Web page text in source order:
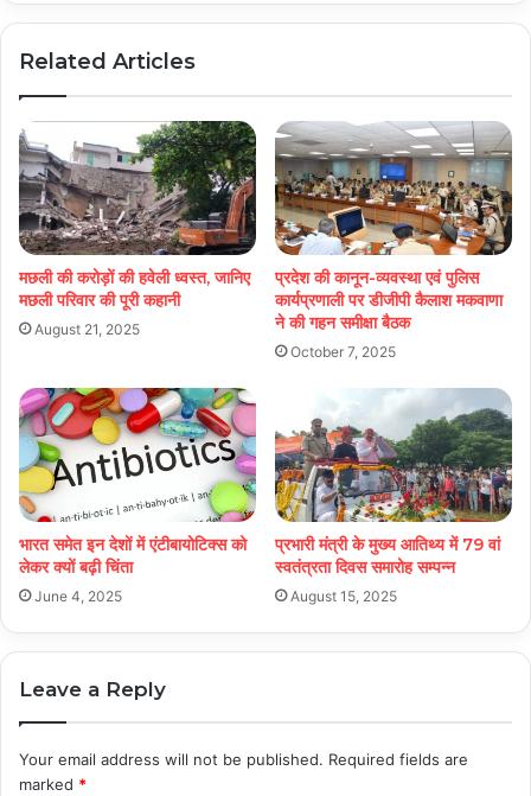
Related Articles
मछली की करोड़ों की हवेली ध्वस्त, जानिए
मछली परिवार की पूरी कहानी
August 21, 2025
प्रदेश की कानून-व्यवस्था एवं पुलिस
कार्यप्रणाली पर डीजीपी कैलाश मकवाणा
ने की गहन समीक्षा बैठक
October 7, 2025
भारत समेत इन देशों में एंटीबायोटिक्स को
लेकर क्यों बढ़ी चिंता
June 4, 2025
प्रभारी मंत्री के मुख्य आतिथ्य में 79 वां
स्वतंत्रता दिवस समारोह सम्पन्न
August 15, 2025
Leave a Reply
Your email address will not be published. Required fields are
marked *